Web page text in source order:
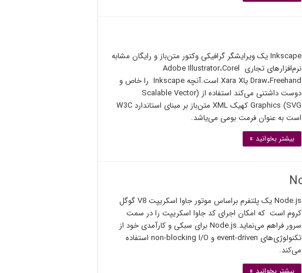
Inkscape یک ویرایشگر گرافیکی وکتور متن‌باز و رایگان مشابه
نرم‌افزارهای تجاری Adobe Illustrator،Corel
Draw،Freehand یاXara X است.آنچه Inkscape را خاص و
دوست‌ داشتنی می‌کند استفاده از (Scalable Vector
Graphics (SVG کهیک XML متن‌باز بر مبنای استاندارد W3C
است به عنوان فرمت بومی ‌می‌یاشد.
بیشتر بخوانید »
Node.js یک پلتفرم بر‌اساس موتور جاوا اسکریپت V8 گوگل
کروم است که امکان اجرای کد جاوا اسکریپت را در سمت
سرور فراهم می‌نماید.Node.js برای سبکی و کارآمدی خود از
تکنولوژی‌های event-driven و non-blocking I/O استفاده
می‌کند.